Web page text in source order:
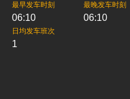
最早发车时刻
06:10
最晚发车时刻
06:10
日均发车班次
1